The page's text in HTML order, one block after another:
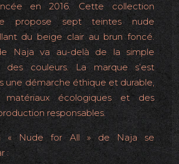
en 2016. Cette collection
propose sept teintes nude
du beige clair au brun foncé.
Naja va au-delà de la simple
des couleurs. La marque s’est
une démarche éthique et durable,
matériaux écologiques et des
responsables.
« Nude for All » de Naja se
: